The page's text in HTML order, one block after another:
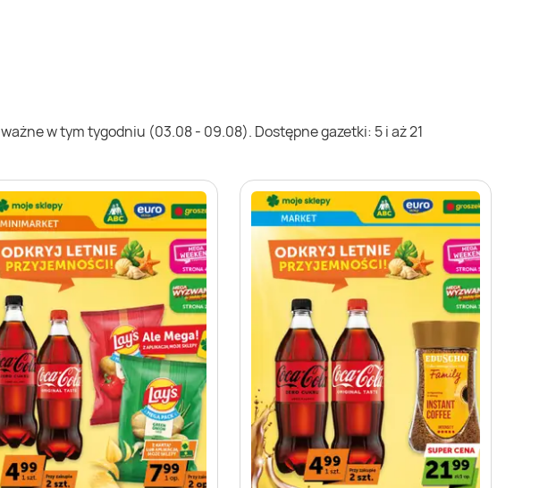
ważne w tym tygodniu (03.08 - 09.08). Dostępne gazetki: 5 i aż 21